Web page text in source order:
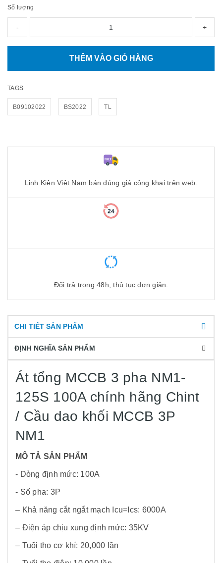
Số lượng
- +
THÊM VÀO GIỎ HÀNG
TAGS
B09102022 BS2022 TL
Linh Kiện Việt Nam bán đúng giá công khai trên web.
Đổi trả trong 48h, thủ tục đơn giản.
CHI TIẾT SẢN PHẨM
ĐỊNH NGHĨA SẢN PHẨM
Át tổng MCCB 3 pha NM1-
125S 100A chính hãng Chint
/ Cầu dao khối MCCB 3P
NM1
MÔ TẢ SẢN PHẨM
- Dòng định mức: 100A
- Số pha: 3P
– Khả năng cắt ngắt mạch Icu=Ics: 6000A
– Điện áp chịu xung định mức: 35KV
– Tuổi thọ cơ khí: 20,000 lần